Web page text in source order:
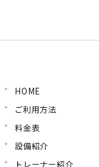
HOME
ご利用方法
料金表
設備紹介
トレーナー紹介